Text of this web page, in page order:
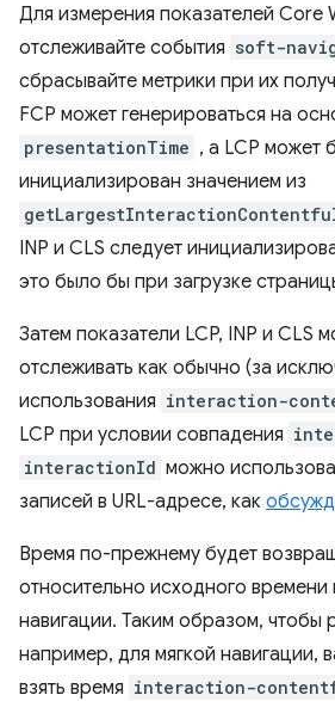
Для измерения показателей Core
отслеживайте события soft-
сбрасывайте метрики при их
FCP может генерироваться на
presentationTime , а LCP может
инициализирован значением из
INP и CLS следует
это было бы при загрузке
Затем показатели LCP, INP и CLS
отслеживать как обычно (за
использования interaction-
LCP при условии совпадения
interactionId можно
записей в URL-адресе, как
Время по-прежнему будет
относительно исходного времени
навигации. Таким образом, чтобы
например, для мягкой навигации,
взять время interaction-